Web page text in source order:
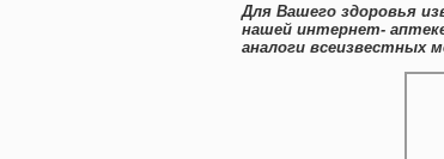
Для Вашего здоровья
нашей интернет-
аналоги всеизвестных